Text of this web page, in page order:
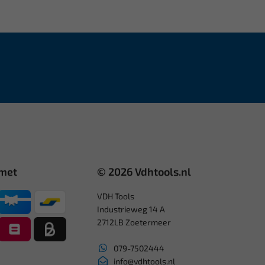
© 2026 Vdhtools.nl
VDH Tools
Industrieweg 14 A
2712LB Zoetermeer
079-7502444
info@vdhtools.nl